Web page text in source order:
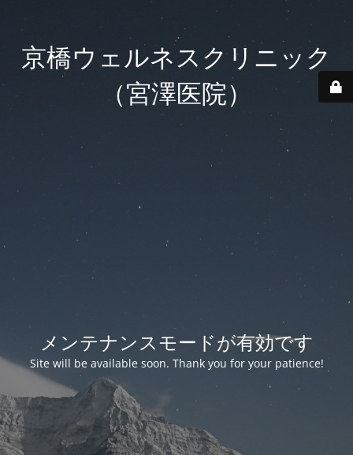
京橋ウェルネスクリニック
（宮澤医院）
メンテナンスモードが有効です
Site will be available soon. Thank you for your patience!